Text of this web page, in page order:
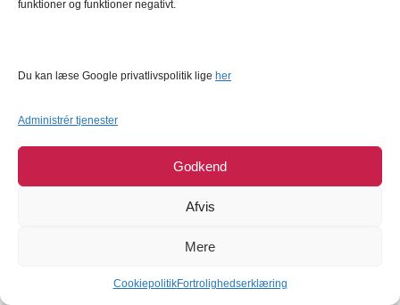
funktioner og funktioner negativt.
Du kan læse Google privatlivspolitik lige her
Administrér tjenester
Godkend
Afvis
Mere
CookiepolitikFortrolighedserklæring
PME - Hogwarts Express,
Harry Potter - PME
34,95DKK
Gingerbread mix 500 g -
44,95DKK
24,95DKK